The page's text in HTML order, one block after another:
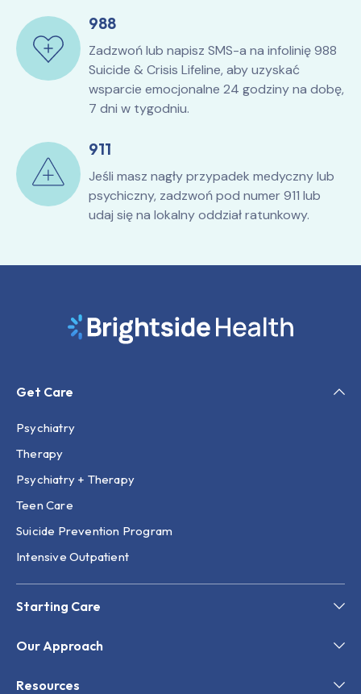
988
Zadzwoń lub napisz SMS-a na infolinię 988
Suicide & Crisis Lifeline, aby uzyskać
wsparcie emocjonalne 24 godziny na dobę,
7 dni w tygodniu.
911
Jeśli masz nagły przypadek medyczny lub
psychiczny, zadzwoń pod numer 911 lub
udaj się na lokalny oddział ratunkowy.
Get Care
Psychiatry
Therapy
Psychiatry + Therapy
Teen Care
Suicide Prevention Program
Intensive Outpatient
Starting Care
Our Approach
Resources